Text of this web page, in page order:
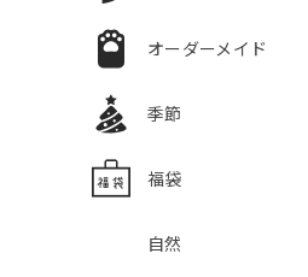
オーダーメイド
季節
福袋
自然